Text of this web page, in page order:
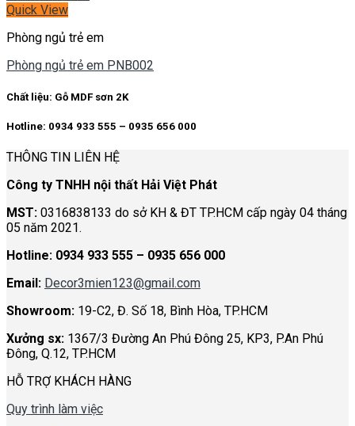
Quick View
Phòng ngủ trẻ em
Phòng ngủ trẻ em PNB002
Chất liệu: Gỗ MDF sơn 2K
Hotline: 0934 933 555 – 0935 656 000
THÔNG TIN LIÊN HỆ
Công ty TNHH nội thất Hải Việt Phát
MST: 0316838133 do sở KH & ĐT TP.HCM cấp ngày 04 tháng
05 năm 2021.
Hotline: 0934 933 555 – 0935 656 000
Email: Decor3mien123@gmail.com
Showroom: 19-C2, Đ. Số 18, Bình Hòa, TP.HCM
Xưởng sx: 1367/3 Đường An Phú Đông 25, KP3, P.An Phú
Đông, Q.12, TP.HCM
HỖ TRỢ KHÁCH HÀNG
Quy trình làm việc